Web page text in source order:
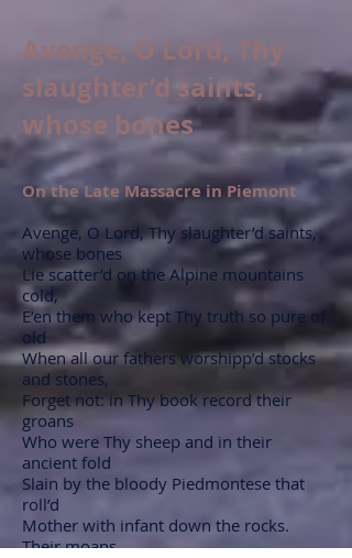
Avenge, O Lord, Thy
slaughter’d saints,
whose bones
On the Late Massacre in Piemont
Avenge, O Lord, Thy slaughter’d saints,
whose bones
Lie scatter’d on the Alpine mountains
cold,
E’en them who kept Thy truth so pure of
old
When all our fathers worshipp’d stocks
and stones,
Forget not: in Thy book record their
groans
Who were Thy sheep and in their
ancient fold
Slain by the bloody Piedmontese that
roll’d
Mother with infant down the rocks.
Their moans